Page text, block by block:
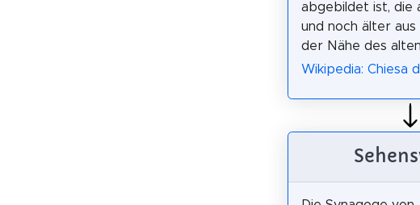
abgebildet ist, die
und noch älter
der Nähe des
Wikipedia: Chiesa